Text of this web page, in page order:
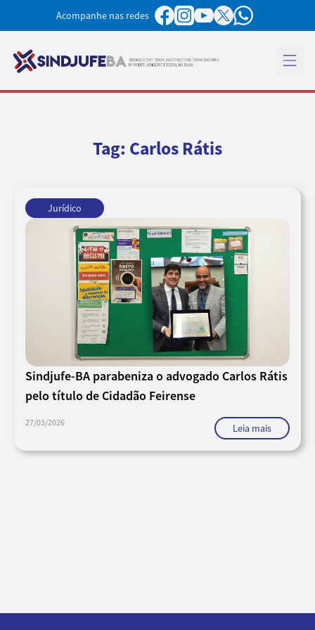
Acompanhe nas redes
Abrir
Tag: Carlos Rátis
Jurídico
Sindjufe-BA parabeniza o advogado Carlos Rátis
pelo título de Cidadão Feirense
27/03/2026 Leia mais